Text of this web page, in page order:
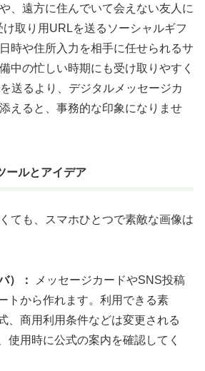
、遠方に住んでいて会えない友人に
取り用URLを送るソーシャルギフ
時や住所入力を相手に任せられるサ
中の忙しい時期にも受け取りやすく
送るより、デジタルメッセージカ
えると、事務的な印象になりませ
ールとアイデア
ても、スマホひとつで素敵な画像は
）：
メッセージカードやSNS投稿
トから作れます。利用できる素
、商用利用条件などは変更される
使用時に公式の案内を確認してく